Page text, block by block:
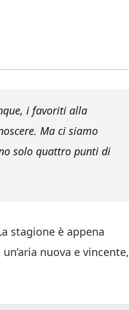
i favoriti alla
Ma ci siamo
solo quattro punti di
stagione è appena
nuova e vincente,